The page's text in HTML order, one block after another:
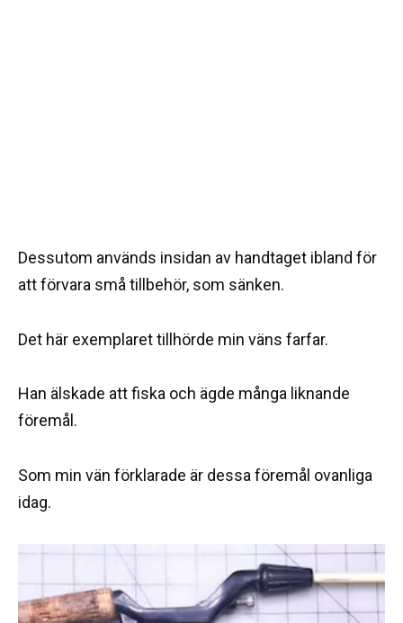
Dessutom används insidan av handtaget ibland för
att förvara små tillbehör, som sänken.
Det här exemplaret tillhörde min väns farfar.
Han älskade att fiska och ägde många liknande
föremål.
Som min vän förklarade är dessa föremål ovanliga
idag.